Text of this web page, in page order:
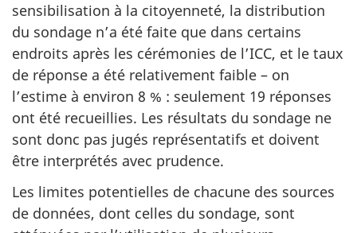
sensibilisation à la citoyenneté, la distribution
du sondage n’a été faite que dans certains
endroits après les cérémonies de l’ICC, et le taux
de réponse a été relativement faible – on
l’estime à environ 8 % : seulement 19 réponses
ont été recueillies. Les résultats du sondage ne
sont donc pas jugés représentatifs et doivent
être interprétés avec prudence.
Les limites potentielles de chacune des sources
de données, dont celles du sondage, sont